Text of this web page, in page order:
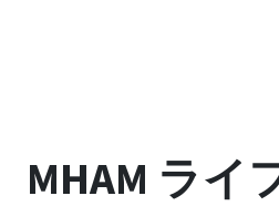
MHAM ライ